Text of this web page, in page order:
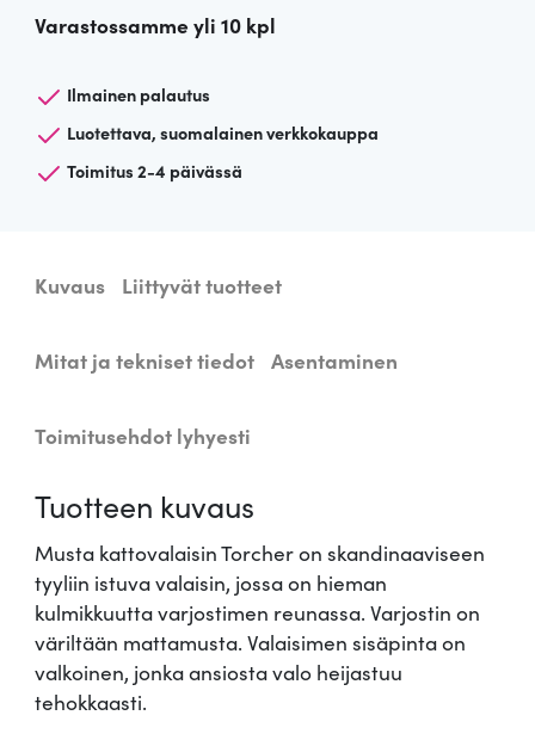
t
k
t
t
l
i
n
o
c
h
e
r
m
ä
Varastossamme yli 10 kpl
Ilmainen palautus
Luotettava, suomalainen verkkokauppa
Toimitus 2-4 päivässä
Kuvaus Liittyvät tuotteet
Mitat ja tekniset tiedot Asentaminen
Toimitusehdot lyhyesti
Tuotteen kuvaus
Musta kattovalaisin Torcher on skandinaaviseen
tyyliin istuva valaisin, jossa on hieman
kulmikkuutta varjostimen reunassa. Varjostin on
väriltään mattamusta. Valaisimen sisäpinta on
valkoinen, jonka ansiosta valo heijastuu
tehokkaasti.